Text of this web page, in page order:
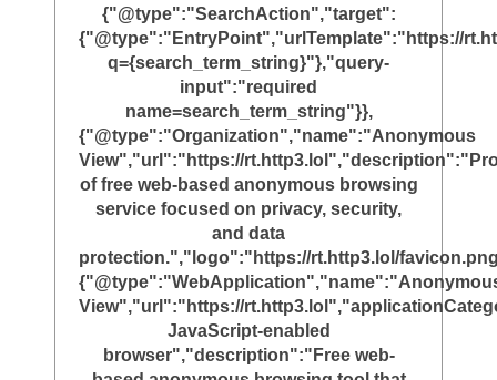
{"@type":"SearchAction","target":
{"@type":"EntryPoint","urlTemplate":"https://
q={search_term_string}"},"query-
input":"required
name=search_term_string"}},
{"@type":"Organization","name":"Anonymous
View","url":"https://
of free web-based anonymous browsing
service focused on privacy, security,
and data
protection.","logo":"https://rt.http3.lol/
View","url":"https://
JavaScript-enabled
browser","description":"Free web-